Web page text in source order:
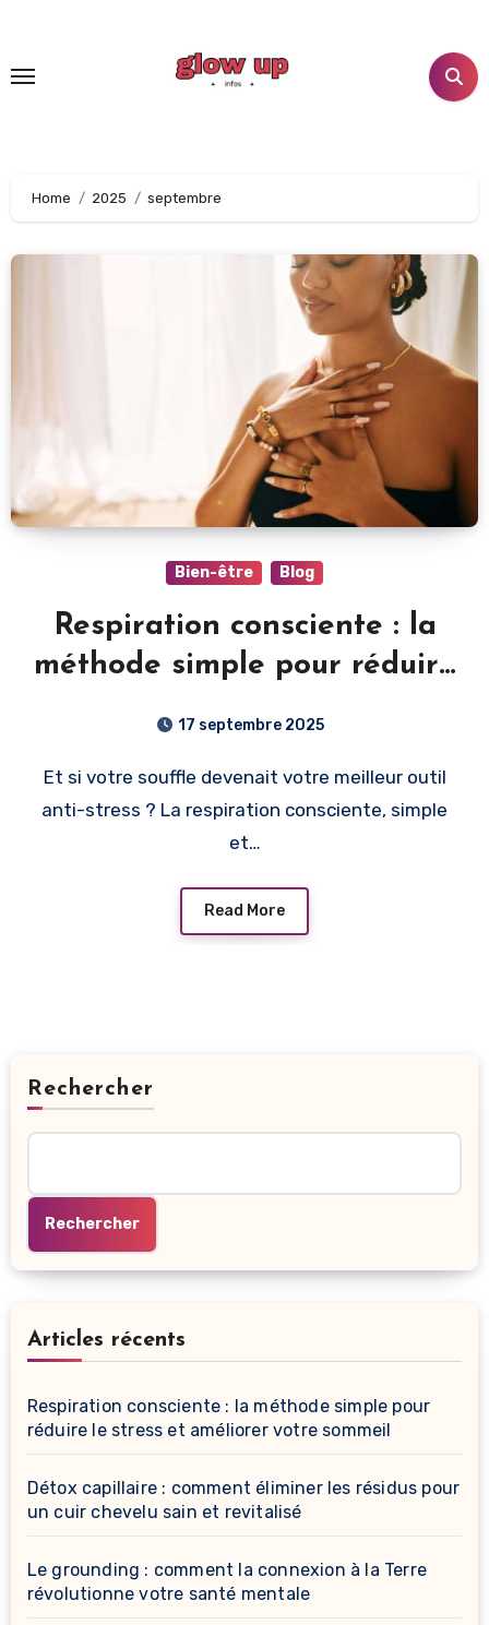
contenu
Home 2025 septembre
Bien-être Blog
Respiration consciente : la
méthode simple pour réduire
sommeil
17 septembre 2025
Et si votre souffle devenait votre meilleur outil
anti-stress ? La respiration consciente, simple
et…
Read More
Rechercher
Rechercher
Articles récents
Respiration consciente : la méthode simple pour
réduire le stress et améliorer votre sommeil
Détox capillaire : comment éliminer les résidus pour
un cuir chevelu sain et revitalisé
Le grounding : comment la connexion à la Terre
révolutionne votre santé mentale